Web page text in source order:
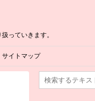
っていきます。
サイトマップ